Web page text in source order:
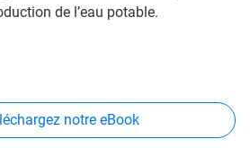
de l’eau potable.
notre eBook